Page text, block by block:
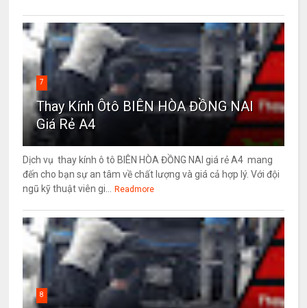
7
Thay Kính Ôtô BIÊN HÒA ĐỒNG NAI
Giá Rẻ A4
Dịch vụ thay kính ô tô BIÊN HÒA ĐỒNG NAI giá rẻ A4 mang
đến cho bạn sự an tâm về chất lượng và giá cả hợp lý. Với đội
ngũ kỹ thuật viên gi...
Readmore
8